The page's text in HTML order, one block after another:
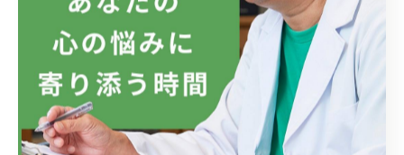
真心 コミュニケーション
アスペルガー症候群 ADHD ASD
障害 老年期 エリクソンの発達課題
AC 不全家庭 愛着障害 自傷行為